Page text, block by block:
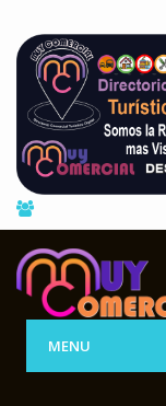
MENU